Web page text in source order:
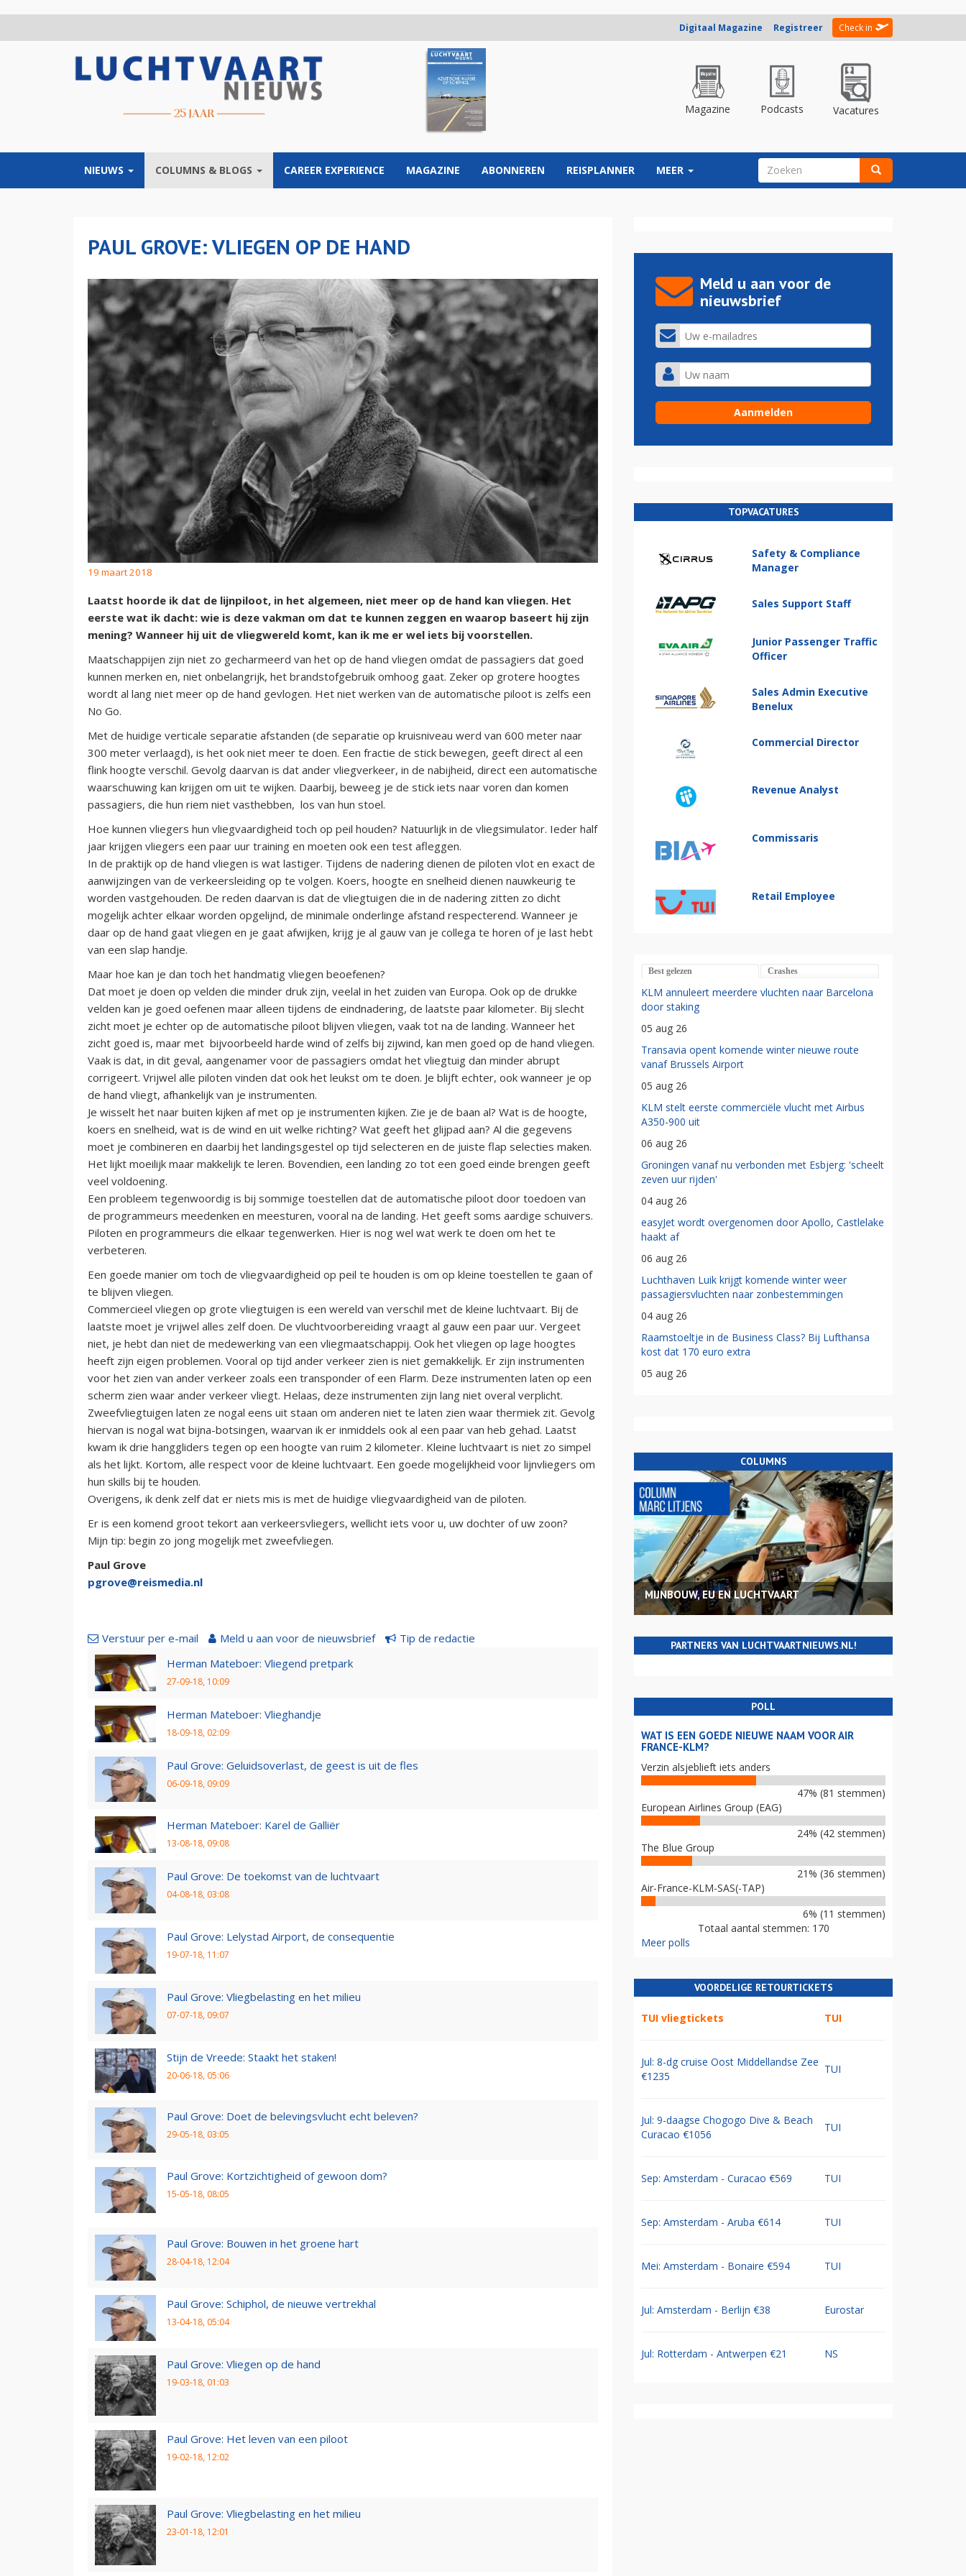
Digitaal Magazine Registreer Check in
Magazine Podcasts Vacatures
NIEUWS COLUMNS & BLOGS CAREER EXPERIENCE MAGAZINE ABONNEREN REISPLANNER MEER ZOEKVELD
PAUL GROVE: VLIEGEN OP DE HAND
19 maart 2018
Laatst hoorde ik dat de lijnpiloot, in het algemeen, niet meer op de hand kan vliegen. Het
eerste wat ik dacht: wie is deze vakman om dat te kunnen zeggen en waarop baseert hij zijn
mening? Wanneer hij uit de vliegwereld komt, kan ik me er wel iets bij voorstellen.
Maatschappijen zijn niet zo gecharmeerd van het op de hand vliegen omdat de passagiers dat goed
kunnen merken en, niet onbelangrijk, het brandstofgebruik omhoog gaat. Zeker op grotere hoogtes
wordt al lang niet meer op de hand gevlogen. Het niet werken van de automatische piloot is zelfs een
No Go.
Met de huidige verticale separatie afstanden (de separatie op kruisniveau werd van 600 meter naar
300 meter verlaagd), is het ook niet meer te doen. Een fractie de stick bewegen, geeft direct al een
flink hoogte verschil. Gevolg daarvan is dat ander vliegverkeer, in de nabijheid, direct een automatische
waarschuwing kan krijgen om uit te wijken. Daarbij, beweeg je de stick iets naar voren dan komen
passagiers, die hun riem niet vasthebben, los van hun stoel.
Hoe kunnen vliegers hun vliegvaardigheid toch op peil houden? Natuurlijk in de vliegsimulator. Ieder half
jaar krijgen vliegers een paar uur training en moeten ook een test afleggen.
In de praktijk op de hand vliegen is wat lastiger. Tijdens de nadering dienen de piloten vlot en exact de
aanwijzingen van de verkeersleiding op te volgen. Koers, hoogte en snelheid dienen nauwkeurig te
worden vastgehouden. De reden daarvan is dat de vliegtuigen die in de nadering zitten zo dicht
mogelijk achter elkaar worden opgelijnd, de minimale onderlinge afstand respecterend. Wanneer je
daar op de hand gaat vliegen en je gaat afwijken, krijg je al gauw van je collega te horen of je last hebt
van een slap handje.
Maar hoe kan je dan toch het handmatig vliegen beoefenen?
Dat moet je doen op velden die minder druk zijn, veelal in het zuiden van Europa. Ook op de drukke
velden kan je goed oefenen maar alleen tijdens de eindnadering, de laatste paar kilometer. Bij slecht
zicht moet je echter op de automatische piloot blijven vliegen, vaak tot na de landing. Wanneer het
zicht goed is, maar met bijvoorbeeld harde wind of zelfs bij zijwind, kan men goed op de hand vliegen.
Vaak is dat, in dit geval, aangenamer voor de passagiers omdat het vliegtuig dan minder abrupt
corrigeert. Vrijwel alle piloten vinden dat ook het leukst om te doen. Je blijft echter, ook wanneer je op
de hand vliegt, afhankelijk van je instrumenten.
Je wisselt het naar buiten kijken af met op je instrumenten kijken. Zie je de baan al? Wat is de hoogte,
koers en snelheid, wat is de wind en uit welke richting? Wat geeft het glijpad aan? Al die gegevens
moet je combineren en daarbij het landingsgestel op tijd selecteren en de juiste flap selecties maken.
Het lijkt moeilijk maar makkelijk te leren. Bovendien, een landing zo tot een goed einde brengen geeft
veel voldoening.
Een probleem tegenwoordig is bij sommige toestellen dat de automatische piloot door toedoen van
de programmeurs meedenken en meesturen, vooral na de landing. Het geeft soms aardige schuivers.
Piloten en programmeurs die elkaar tegenwerken. Hier is nog wel wat werk te doen om het te
verbeteren.
Een goede manier om toch de vliegvaardigheid op peil te houden is om op kleine toestellen te gaan of
te blijven vliegen.
Commercieel vliegen op grote vliegtuigen is een wereld van verschil met de kleine luchtvaart. Bij de
laatste moet je vrijwel alles zelf doen. De vluchtvoorbereiding vraagt al gauw een paar uur. Vergeet
niet, je hebt dan niet de medewerking van een vliegmaatschappij. Ook het vliegen op lage hoogtes
heeft zijn eigen problemen. Vooral op tijd ander verkeer zien is niet gemakkelijk. Er zijn instrumenten
voor het zien van ander verkeer zoals een transponder of een Flarm. Deze instrumenten laten op een
scherm zien waar ander verkeer vliegt. Helaas, deze instrumenten zijn lang niet overal verplicht.
Zweefvliegtuigen laten ze nogal eens uit staan om anderen niet te laten zien waar thermiek zit. Gevolg
hiervan is nogal wat bijna-botsingen, waarvan ik er inmiddels ook al een paar van heb gehad. Laatst
kwam ik drie hanggliders tegen op een hoogte van ruim 2 kilometer. Kleine luchtvaart is niet zo simpel
als het lijkt. Kortom, alle respect voor de kleine luchtvaart. Een goede mogelijkheid voor lijnvliegers om
hun skills bij te houden.
Overigens, ik denk zelf dat er niets mis is met de huidige vliegvaardigheid van de piloten.
Er is een komend groot tekort aan verkeersvliegers, wellicht iets voor u, uw dochter of uw zoon?
Mijn tip: begin zo jong mogelijk met zweefvliegen.
Paul Grove
pgrove@reismedia.nl
Verstuur per e-mail Meld u aan voor de nieuwsbrief
Tip de redactie
Herman Mateboer: Vliegend pretpark
27-09-18, 10:09
Herman Mateboer: Vlieghandje
18-09-18, 02:09
Paul Grove: Geluidsoverlast, de geest is uit de fles
06-09-18, 09:09
Herman Mateboer: Karel de Galliër
13-08-18, 09:08
Paul Grove: De toekomst van de luchtvaart
04-08-18, 03:08
Paul Grove: Lelystad Airport, de consequentie
19-07-18, 11:07
Paul Grove: Vliegbelasting en het milieu
07-07-18, 09:07
Stijn de Vreede: Staakt het staken!
20-06-18, 05:06
Paul Grove: Doet de belevingsvlucht echt beleven?
29-05-18, 03:05
Paul Grove: Kortzichtigheid of gewoon dom?
15-05-18, 08:05
Paul Grove: Bouwen in het groene hart
28-04-18, 12:04
Paul Grove: Schiphol, de nieuwe vertrekhal
13-04-18, 05:04
Paul Grove: Vliegen op de hand
19-03-18, 01:03
Paul Grove: Het leven van een piloot
19-02-18, 12:02
Paul Grove: Vliegbelasting en het milieu
23-01-18, 12:01
Meld u aan voor de
nieuwsbrief
TOPVACATURES
Safety & Compliance
Manager
Sales Support Staff
Junior Passenger Traffic
Officer
Sales Admin Executive
Benelux
Commercial Director
Revenue Analyst
Commissaris
Retail Employee
Best gelezen Crashes
KLM annuleert meerdere vluchten naar Barcelona
door staking
05 aug 26
Transavia opent komende winter nieuwe route
vanaf Brussels Airport
05 aug 26
KLM stelt eerste commerciële vlucht met Airbus
A350-900 uit
06 aug 26
Groningen vanaf nu verbonden met Esbjerg: 'scheelt
zeven uur rijden'
04 aug 26
easyJet wordt overgenomen door Apollo, Castlelake
haakt af
06 aug 26
Luchthaven Luik krijgt komende winter weer
passagiersvluchten naar zonbestemmingen
04 aug 26
Raamstoeltje in de Business Class? Bij Lufthansa
kost dat 170 euro extra
05 aug 26
COLUMNS
MIJNBOUW, EU EN LUCHTVAART
PARTNERS VAN LUCHTVAARTNIEUWS.NL!
POLL
WAT IS EEN GOEDE NIEUWE NAAM VOOR AIR
FRANCE-KLM?
Verzin alsjeblieft iets anders
47% (81 stemmen)
European Airlines Group (EAG)
24% (42 stemmen)
The Blue Group
21% (36 stemmen)
Air-France-KLM-SAS(-TAP)
6% (11 stemmen)
Totaal aantal stemmen: 170
Meer polls
VOORDELIGE RETOURTICKETS
TUI vliegtickets TUI
Jul: 8-dg cruise Oost Middellandse Zee
€1235
TUI
Jul: 9-daagse Chogogo Dive & Beach
Curacao €1056
TUI
Sep: Amsterdam - Curacao €569 TUI
Sep: Amsterdam - Aruba €614 TUI
Mei: Amsterdam - Bonaire €594 TUI
Jul: Amsterdam - Berlijn €38 Eurostar
Jul: Rotterdam - Antwerpen €21 NS